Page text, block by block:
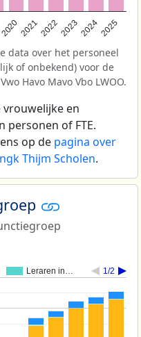
202020212022202320242025
data over het personeel
of onbekend) voor de
Havo Mavo Vbo LWOO.
en
personen of FTE.
op de pagina over
Thijm Scholen.
Leraren in… 1/2